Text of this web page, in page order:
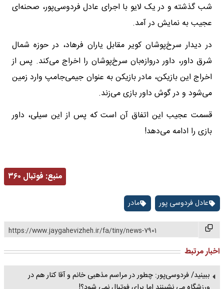
شب گذشته و در یک لایو با اجرای عادل فردوسی‌پور، صحنه‌ای
عجیب به نمایش در آمد.
در دیدار سرخ‌پوشان کویر مقابل یاران فرهاد، در حوزه شمال
شرق داور، داور دروازه‌بان سرخ‌پوشان را اخراج می‌کند. پس از
اخراج این بازیکن، مادر بازیکن به عنوان جیمی‌جامپ وارد زمین
می‌شود و در گوش داور بازی می‌زند.
قسمت عجیب این اتفاق آن است که پس از این سیلی، داور
بازی را ادامه می‌دهد!
منبع: فوتبال ۳۶۰
عادل فردوسی پور مادر
https://www.jaygahevizheh.ir/fa/tiny/news-7901
اخبار مرتبط
ببینید/ فردوسی‌پور: چطور در مراسم مذهبی خانم و آقا کنار هم در